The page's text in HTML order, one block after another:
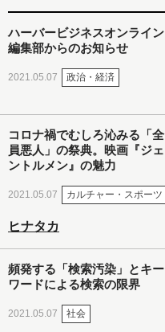
ハーバービジネスオンライン
編集部からのお知らせ
2021.05.07 政治・経済
コロナ禍でむしろ沁みる「全
員悪人」の祭典。映画『ジェ
ントルメン』の魅力
2021.05.07 カルチャー・スポーツ
ヒナタカ
頻発する「検索汚染」とキー
ワードによる検索の限界
2021.05.07 社会